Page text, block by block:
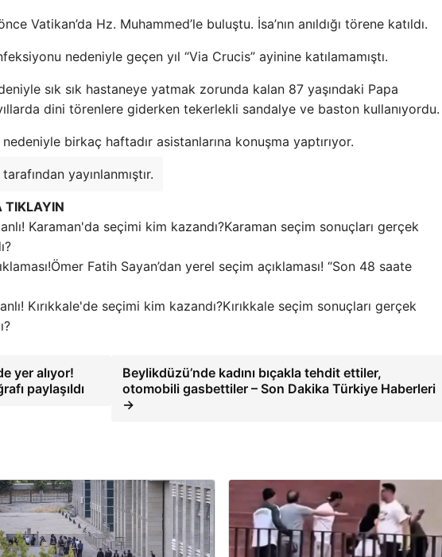
Vatikan’da Hz. Muhammed’le buluştu. İsa’nın anıldığı törene katıldı.
nedeniyle geçen yıl “Via Crucis” ayinine katılamamıştı.
sık sık hastaneye yatmak zorunda kalan 87 yaşındaki Papa
dini törenlere giderken tekerlekli sandalye ve baston kullanıyordu.
birkaç haftadır asistanlarına konuşma yaptırıyor.
yayınlanmıştır.
TIKLAYIN
Karaman seçim sonuçları gerçek
Ömer Fatih Sayan’dan yerel seçim açıklaması! “Son 48 saate
Kırıkkale seçim sonuçları gerçek
yer alıyor!
paylaşıldı
Beylikdüzü’nde kadını bıçakla tehdit ettiler,
otomobili gasbettiler – Son Dakika Türkiye Haberleri
→